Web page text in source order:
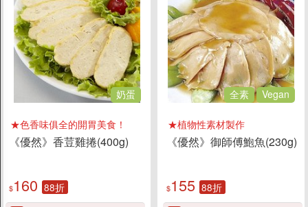
奶蛋
★色香味俱全的開胃美食！
《優然》香荳雞捲(400g)
$160 88折
全素 Vegan
★植物性素材製作
《優然》御師傅鮑魚(230g)
$155 88折